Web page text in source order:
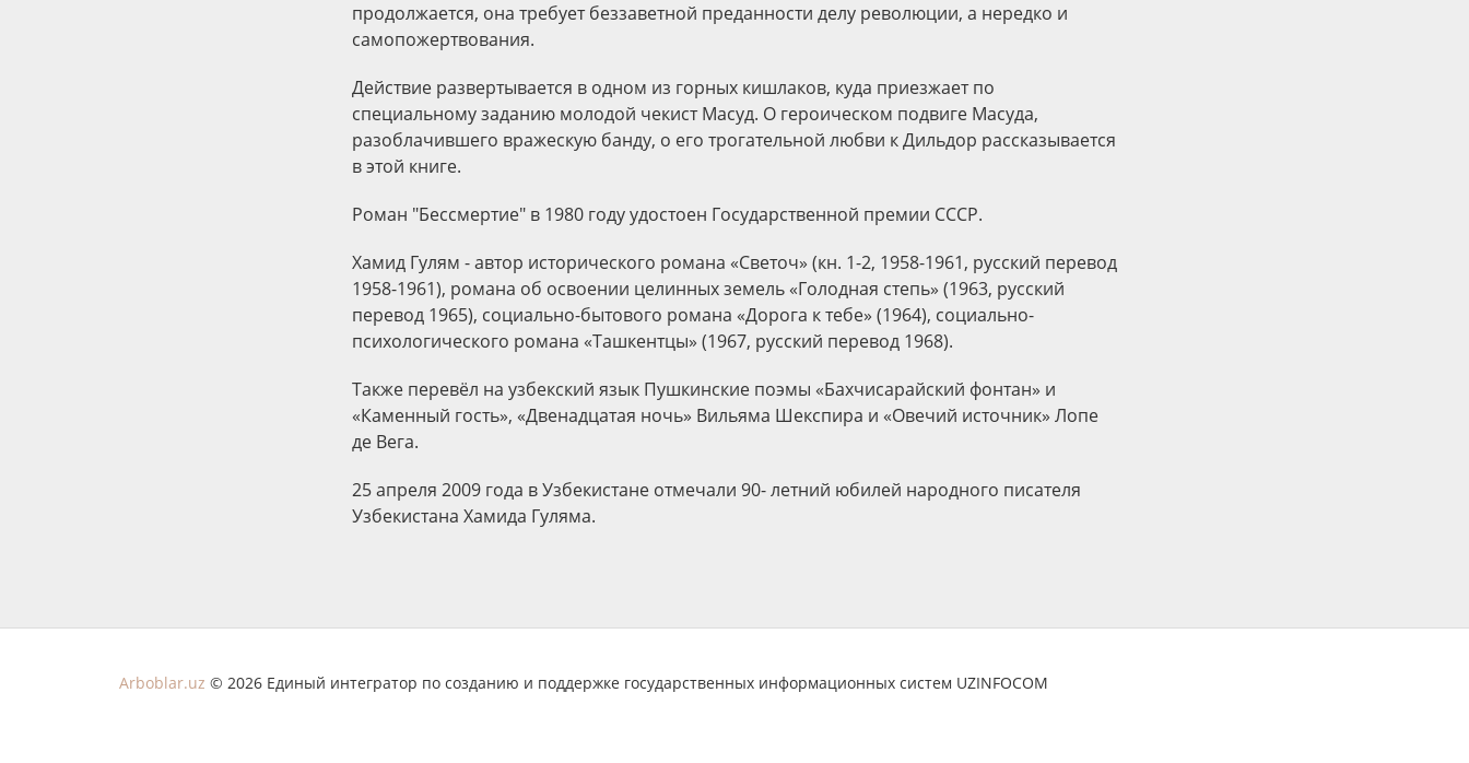
продолжается, она требует беззаветной преданности делу революции, а нередко и
самопожертвования.
Действие развертывается в одном из горных кишлаков, куда приезжает по
специальному заданию молодой чекист Масуд. О героическом подвиге Масуда,
разоблачившего вражескую банду, о его трогательной любви к Дильдор рассказывается
в этой книге.
Роман "Бессмертие" в 1980 году удостоен Государственной премии СССР.
Хамид Гулям - автор исторического романа «Светоч» (кн. 1-2, 1958-1961, русский перевод
1958-1961), романа об освоении целинных земель «Голодная степь» (1963, русский
перевод 1965), социально-бытового романа «Дорога к тебе» (1964), социально-
психологического романа «Ташкентцы» (1967, русский перевод 1968).
Также перевёл на узбекский язык Пушкинские поэмы «Бахчисарайский фонтан» и
«Каменный гость», «Двенадцатая ночь» Вильяма Шекспира и «Овечий источник» Лопе
де Вега.
25 апреля 2009 года в Узбекистане отмечали 90- летний юбилей народного писателя
Узбекистана Хамида Гуляма.
Arboblar.uz © 2026 Единый интегратор по созданию и поддержке государственных информационных систем UZINFOCOM